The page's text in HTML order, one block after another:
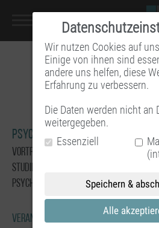
Psychoanalyse auf dem
Vortragsreihe für Schüler*innen der
Studierende vorrangig aus den
Psychologie sowie (Sozial-)Pädagogik.
Veranstaltungsort
Wir nutzen Cookies auf
Einige von ihnen sind
andere uns helfen, diese
Erfahrung zu verbessern.
Die Daten werden nicht an
weitergegeben.
Essenziell
Speichern &
Alle